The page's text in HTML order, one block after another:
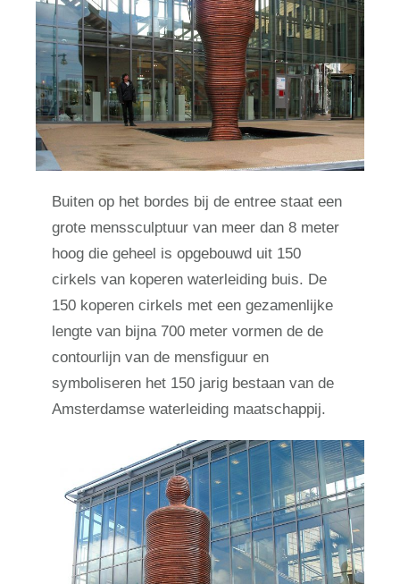
Buiten op het bordes bij de entree staat een
grote menssculptuur van meer dan 8 meter
hoog die geheel is opgebouwd uit 150
cirkels van koperen waterleiding buis. De
150 koperen cirkels met een gezamenlijke
lengte van bijna 700 meter vormen de de
contourlijn van de mensfiguur en
symboliseren het 150 jarig bestaan van de
Amsterdamse waterleiding maatschappij.